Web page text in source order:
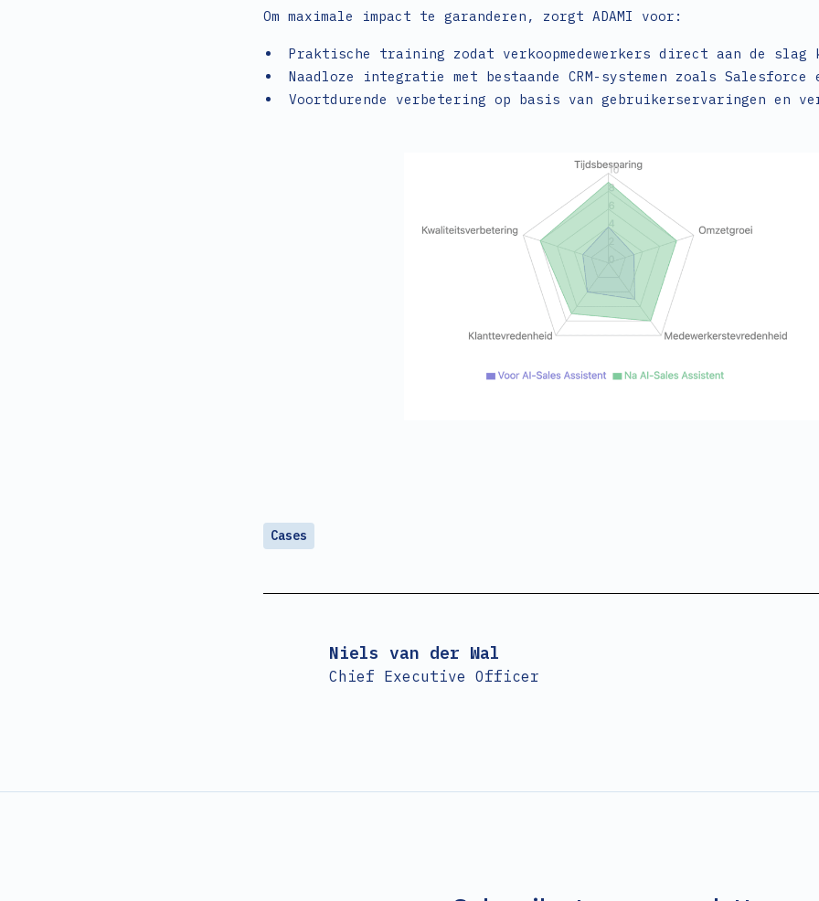
Om maximale impact te garanderen, zorgt ADAMI voor:
Praktische training zodat verkoopmedewerkers direct aan de slag
Naadloze integratie met bestaande CRM-systemen zoals Salesforce
Voortdurende verbetering op basis van gebruikerservaringen en
Cases
Niels van der Wal
Chief Executive Officer